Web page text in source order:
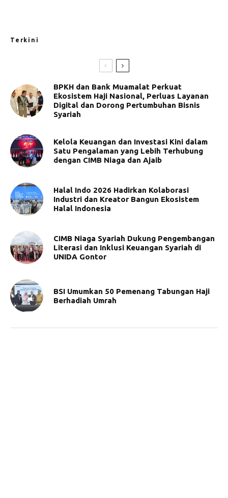
Terkini
BPKH dan Bank Muamalat Perkuat
Ekosistem Haji Nasional, Perluas Layanan
Digital dan Dorong Pertumbuhan Bisnis
Syariah
Kelola Keuangan dan Investasi Kini dalam
Satu Pengalaman yang Lebih Terhubung
dengan CIMB Niaga dan Ajaib
Halal Indo 2026 Hadirkan Kolaborasi
Industri dan Kreator Bangun Ekosistem
Halal Indonesia
CIMB Niaga Syariah Dukung Pengembangan
Literasi dan Inklusi Keuangan Syariah di
UNIDA Gontor
BSI Umumkan 50 Pemenang Tabungan Haji
Berhadiah Umrah